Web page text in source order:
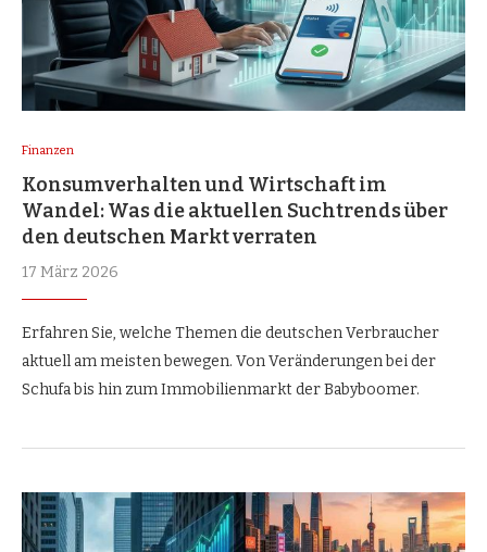
Finanzen
Konsumverhalten und Wirtschaft im
Wandel: Was die aktuellen Suchtrends über
den deutschen Markt verraten
17 März 2026
Erfahren Sie, welche Themen die deutschen Verbraucher
aktuell am meisten bewegen. Von Veränderungen bei der
Schufa bis hin zum Immobilienmarkt der Babyboomer.